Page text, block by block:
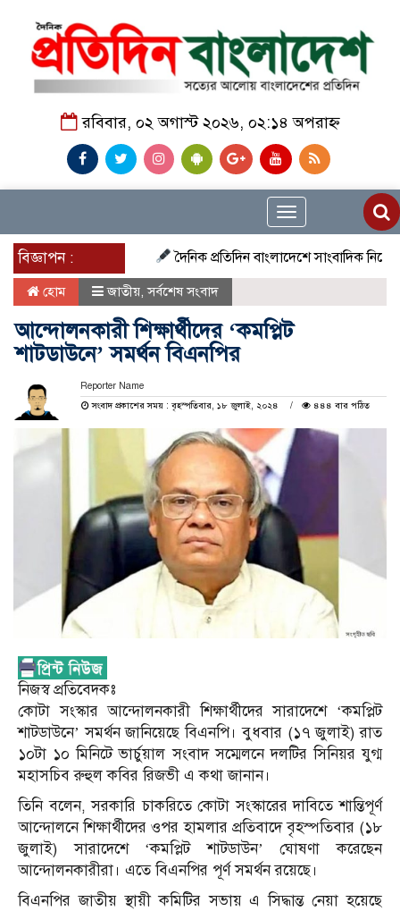
রবিবার, ০২ অগাস্ট ২০২৬, ০২:১৪ অপরাহ্ন
Toggle
navigation
বিজ্ঞাপন :
দৈনিক প্রতিদিন বাংলাদেশে সাংবাদিক নিয়োগ
হোম জাতীয়,সর্বশেষ সংবাদ
আন্দোলনকারী শিক্ষার্থীদের ‘কমপ্লিট
শাটডাউনে’ সমর্থন বিএনপির
Reporter Name
সংবাদ প্রকাশের সময় : বৃহস্পতিবার, ১৮ জুলাই, ২০২৪
৪৪৪ বার পঠিত
নিজস্ব প্রতিবেদকঃ
কোটা সংস্কার আন্দোলনকারী শিক্ষার্থীদের সারাদেশে ‘কমপ্লিট
শাটডাউনে’ সমর্থন জানিয়েছে বিএনপি। বুধবার (১৭ জুলাই) রাত
১০টা ১০ মিনিটে ভার্চুয়াল সংবাদ সম্মেলনে দলটির সিনিয়র যুগ্ম
মহাসচিব রুহুল কবির রিজভী এ কথা জানান।
তিনি বলেন, সরকারি চাকরিতে কোটা সংস্কারের দাবিতে শান্তিপূর্ণ
আন্দোলনে শিক্ষার্থীদের ওপর হামলার প্রতিবাদে বৃহস্পতিবার (১৮
জুলাই) সারাদেশে ‘কমপ্লিট শাটডাউন’ ঘোষণা করেছেন
আন্দোলনকারীরা। এতে বিএনপির পূর্ণ সমর্থন রয়েছে।
বিএনপির জাতীয় স্থায়ী কমিটির সভায় এ সিদ্ধান্ত নেয়া হয়েছে